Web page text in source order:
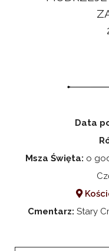
Data
Msza Święta: o
Cmentarz: Stary